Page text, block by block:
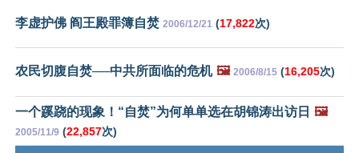
李虚护佛 阎王殿罪簿自焚 2006/12/21 (17,822次)
农民切腹自焚──中共所面临的危机 🖼️ 2006/8/15 (16,205次)
一个蹊跷的现象！“自焚”为何单单选在胡锦涛出访日 🖼️
2005/11/9 (22,857次)